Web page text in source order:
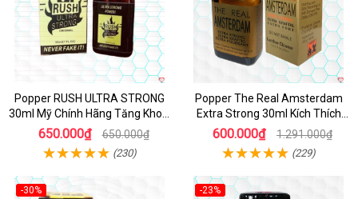
Popper RUSH ULTRA STRONG
30ml Mỹ Chính Hãng Tăng Khoái
Cảm
650.000₫ 650.000₫
(230)
Popper The Real Amsterdam
Extra Strong 30ml Kích Thích
Cường Độ Cao
600.000₫ 1.291.000₫
(229)
-30%
-23%